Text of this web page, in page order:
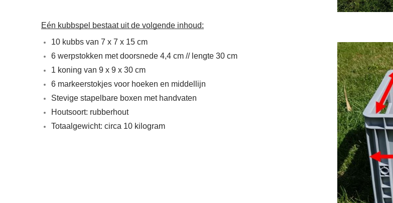
Eén kubbspel bestaat uit de volgende inhoud:
10 kubbs van 7 x 7 x 15 cm
6 werpstokken met doorsnede 4,4 cm // lengte 30 cm
1 koning van 9 x 9 x 30 cm
6 markeerstokjes voor hoeken en middellijn
Stevige stapelbare boxen met handvaten
Houtsoort: rubberhout
Totaalgewicht: circa 10 kilogram